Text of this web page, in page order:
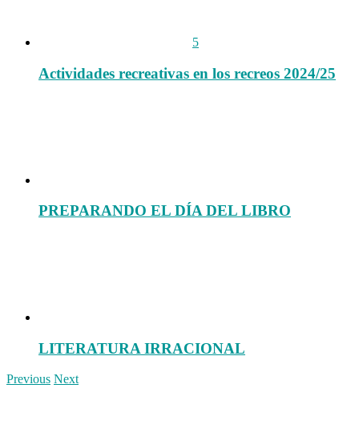
5
Actividades recreativas en los recreos 2024/25
PREPARANDO EL DÍA DEL LIBRO
LITERATURA IRRACIONAL
Previous Next